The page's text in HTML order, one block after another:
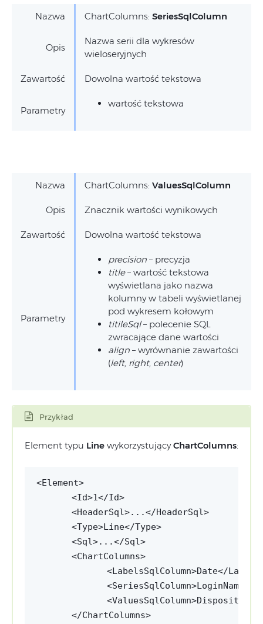
Nazwa ChartColumns: SeriesSqlColumn
Opis
Nazwa serii dla wykresów
wieloseryjnych
Zawartość Dowolna wartość tekstowa
Parametry
wartość tekstowa
Nazwa ChartColumns: ValuesSqlColumn
Opis Znacznik wartości wynikowych
Zawartość Dowolna wartość tekstowa
Parametry
precision – precyzja
title– wartość tekstowa
wyświetlana jako nazwa
kolumny w tabeli wyświetlanej
pod wykresem kołowym
titileSql– polecenie SQL
zwracające dane wartości
align – wyrównanie zawartości
(left, right, center)
Przykład
Element typu Line wykorzystującyChartColumns:
<Id>1</Id>
<HeaderSql>...</HeaderSql>
<Type>Line</Type>
<Sql>...</Sql>
<ChartColumns>
<LabelsSqlColumn>Date</
<SeriesSqlColumn>LoginName</
</ChartColumns>